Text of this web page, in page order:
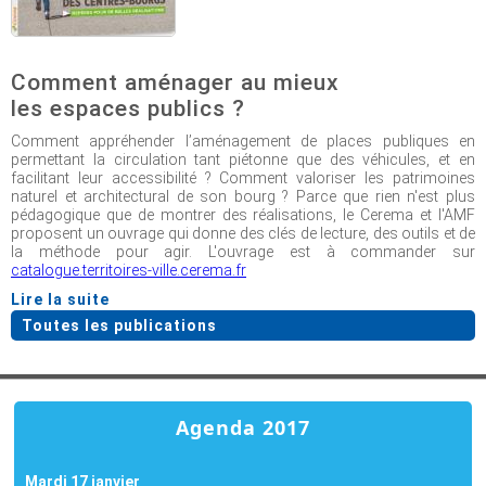
Comment aménager au mieux
les espaces publics ?
Comment appréhender l’aménagement de places publiques en
permettant la circulation tant piétonne que des véhicules, et en
facilitant leur accessibilité ? Comment valoriser les patrimoines
naturel et architectural de son bourg ? Parce que rien n'est plus
pédagogique que de montrer des réalisations, le Cerema et l'AMF
proposent un ouvrage qui donne des clés de lecture, des outils et de
la méthode pour agir. L'ouvrage est à commander sur
catalogue.territoires-ville.cerema.fr
Lire la suite
Toutes les publications
Agenda 2017
Mardi 17 janvier